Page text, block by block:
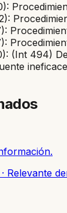
(Int 494)
· Relevante